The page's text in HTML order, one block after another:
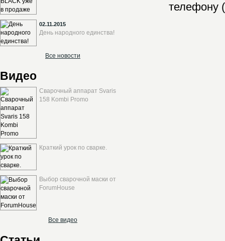
02.11.2015
День народного единства!
Все новости
Видео
Сварочный аппарат Svaris
158 Kombi Promo
Краткий урок по сварке.
Выбор сварочной маски от
ForumHouse
Все видео
телефону